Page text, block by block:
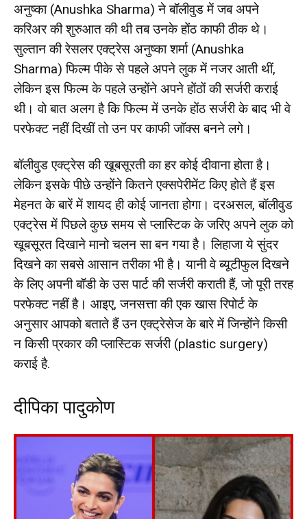
अनुष्का (Anushka Sharma) ने बॉलीवुड में जब अपने
करिअर की शुरुआत की थी तब उनके होंठ काफी ठीक थे।
सुल्तान की रेसलर एक्ट्रेस अनुष्का शर्मा (Anushka
Sharma) फिल्म पीके से पहले अपने लुक में नजर आती थीं,
लेकिन इस फिल्म के पहले उन्होंने अपने होंठों की सर्जरी कराई
थी। वो बात अलग है कि फिल्म में उनके होंठ सर्जरी के बाद भी वे
परफेक्ट नहीं दिखीं तो उन पर काफी जॉक्स बनने लगे।
बॉलीवुड एक्ट्रेस की खूबसूरती का हर कोई दीवाना होता है।
लेकिन इसके पीछे उन्होंने कितने एक्सपेरीमेंट किए होते हैं इस
मेहनत के बारें में शायद ही कोई जानता होगा। दरअसल, बॉलीवुड
एक्ट्रेस में पिछले कुछ समय से प्लास्टिक के जरिए अपने लुक को
खूबसूरत दिखाने मानो चलन सा बन गया है। लिहाजा ये सुंदर
दिखने का सबसे आसान तरीका भी है। यानी वे ब्यूटीफुल दिखने
के लिए अपनी बॉडी के उस पार्ट की सर्जरी कराती हैं, जो पूरी तरह
परफेक्ट नहीं है। आइए, जनसत्ता की एक खास रिपोर्ट के
अनुसार आपको बताते हैं उन एक्ट्रेसेज के बारे में जिन्होंने किसी
न किसी प्रकार की प्लास्टिक सर्जरी (plastic surgery)
कराई है.
दीपिका पादुकोण